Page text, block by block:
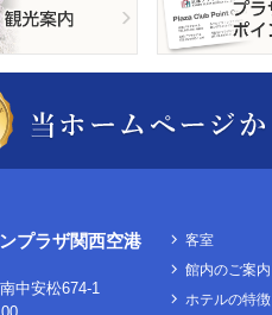
プラザ関西空港
中安松674-1
客室
館内のご案内
ホテルの特徴